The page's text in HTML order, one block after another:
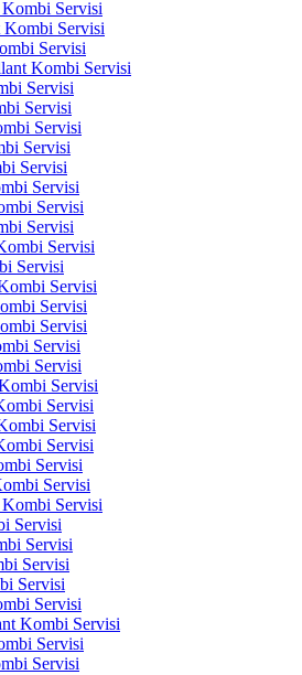
Servisi
Servisi
Servisi
Kombi Servisi
Servisi
Servisi
Servisi
Servisi
Servisi
Servisi
Servisi
Servisi
Servisi
Servisi
Servisi
Servisi
Servisi
Servisi
Servisi
Servisi
Servisi
Servisi
Servisi
Servisi
Servisi
Kombi Servisi
Servisi
Servisi
Servisi
Servisi
Servisi
Kombi Servisi
Servisi
Servisi